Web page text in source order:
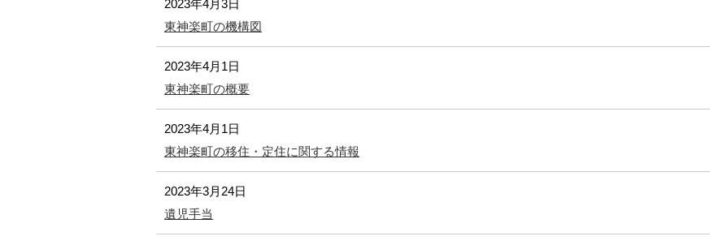
2023年4月3日
東神楽町の機構図
2023年4月1日
東神楽町の概要
2023年4月1日
東神楽町の移住・定住に関する情報
2023年3月24日
遺児手当